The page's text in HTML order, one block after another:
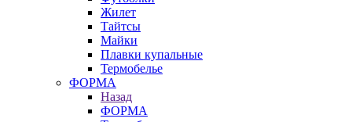
Жилет
Тайтсы
Майки
Плавки купальные
Термобелье
ФОРМА
Назад
ФОРМА